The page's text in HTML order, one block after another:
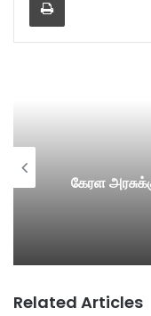
கேரள
Related Articles